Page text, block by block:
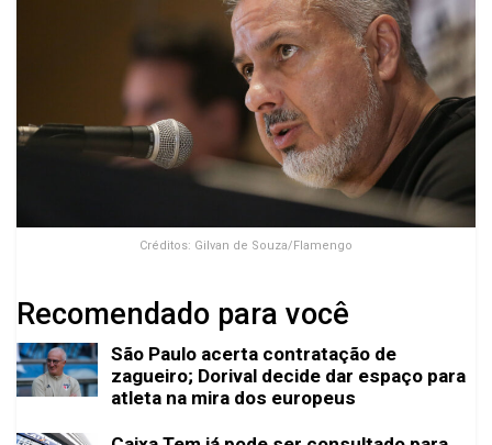
Créditos: Gilvan de Souza/Flamengo
Recomendado para você
São Paulo acerta contratação de
zagueiro; Dorival decide dar espaço para
atleta na mira dos europeus